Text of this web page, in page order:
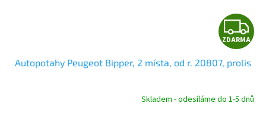
Z
D
R
ZDARMA
Autopotahy Peugeot Bipper, 2 místa, od r. 20807, prolis
Skladem - odesíláme do 1-5 dnů